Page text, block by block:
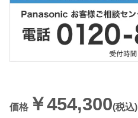
価格 ￥454,300(税込)